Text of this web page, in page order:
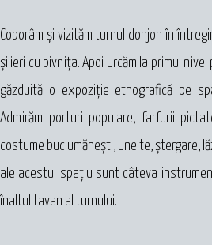
Coborâm şi vizităm turnul donjon în
şi ieri cu pivniţa. Apoi urcăm la primul
găzduită o expoziţie etnografică pe
Admirăm porturi populare, farfurii
costume buciumănești, unelte, ştergare,
ale acestui spaţiu sunt câteva
înaltul tavan al turnului.